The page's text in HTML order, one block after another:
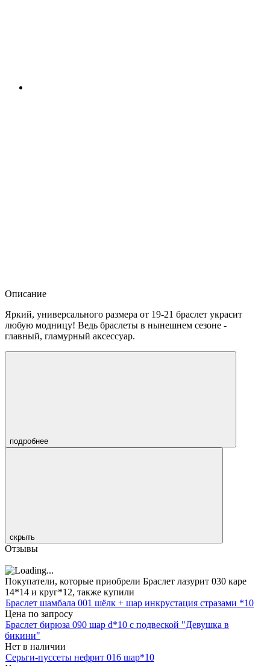
Описание
Яркий, универсального размера от 19-21 браслет украсит
любую модницу! Ведь браслеты в нынешнем сезоне -
главный, гламурный аксессуар.
подробнее
скрыть
Отзывы
Покупатели, которые приобрели Браслет лазурит 030 каре
14*14 и круг*12, также купили
Браслет шамбала 001 шёлк + шар инкрустация стразами *10
Цена по запросу
Браслет бирюза 090 шар d*10 с подвеской "Девушка в
бикини"
Нет в наличии
Серьги-пуссеты нефрит 016 шар*10